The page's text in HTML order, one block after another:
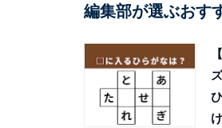
編集部が選ぶおす